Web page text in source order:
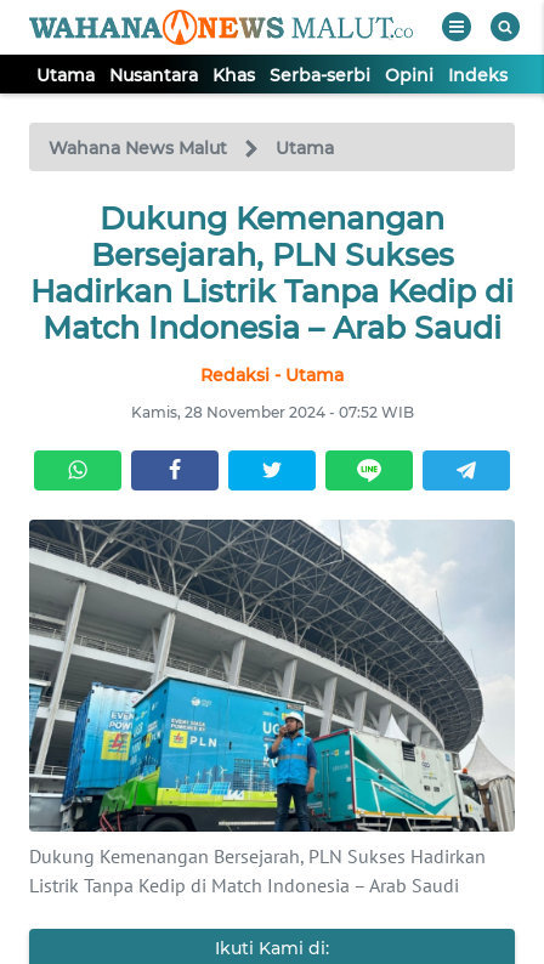
Utama Nusantara Khas Serba-serbi Opini Indeks
Wahana News Malut Utama
Dukung Kemenangan
Bersejarah, PLN Sukses
Hadirkan Listrik Tanpa Kedip di
Match Indonesia – Arab Saudi
Redaksi - Utama
Kamis, 28 November 2024 - 07:52 WIB
Dukung Kemenangan Bersejarah, PLN Sukses Hadirkan
Listrik Tanpa Kedip di Match Indonesia – Arab Saudi
Ikuti Kami di:
TV
Tutup
NUSANTARA
SERBI
OPINI
Informasi
INDEKS
BERITA
KONTAK
KAMI
INFO
IKLAN
KAMI